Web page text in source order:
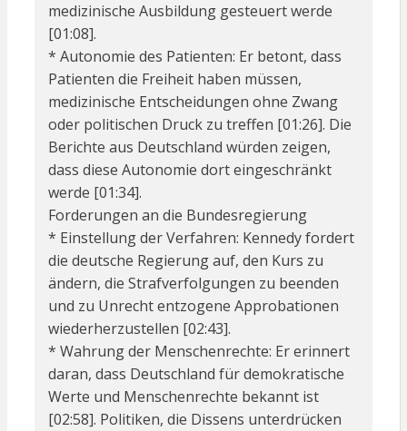
medizinische Ausbildung gesteuert werde
[01:08].
* Autonomie des Patienten: Er betont, dass
Patienten die Freiheit haben müssen,
medizinische Entscheidungen ohne Zwang
oder politischen Druck zu treffen [01:26]. Die
Berichte aus Deutschland würden zeigen,
dass diese Autonomie dort eingeschränkt
werde [01:34].
Forderungen an die Bundesregierung
* Einstellung der Verfahren: Kennedy fordert
die deutsche Regierung auf, den Kurs zu
ändern, die Strafverfolgungen zu beenden
und zu Unrecht entzogene Approbationen
wiederherzustellen [02:43].
* Wahrung der Menschenrechte: Er erinnert
daran, dass Deutschland für demokratische
Werte und Menschenrechte bekannt ist
[02:58]. Politiken, die Dissens unterdrücken